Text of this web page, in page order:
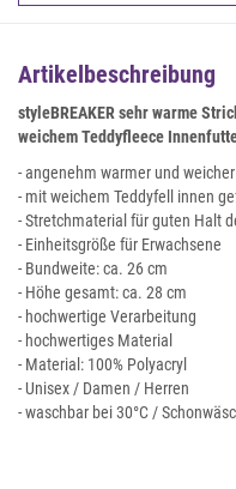
Artikelbeschreibung
styleBREAKER sehr warme
weichem Teddyfleece
- angenehm warmer und
- mit weichem Teddyfell innen
- Stretchmaterial für guten Halt
- Einheitsgröße für Erwachsene
- Bundweite: ca. 26 cm
- Höhe gesamt: ca. 28 cm
- hochwertige Verarbeitung
- hochwertiges Material
- Material: 100% Polyacryl
- Unisex / Damen / Herren
- waschbar bei 30°C /